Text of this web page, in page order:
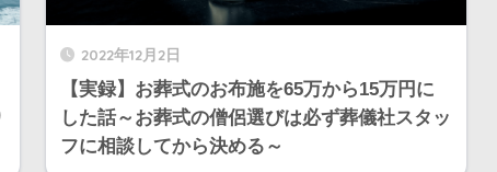
2022年12月2日
【実録】お葬式のお布施を65万から15万円に
した話～お葬式の僧侶選びは必ず葬儀社スタッ
フに相談してから決める～